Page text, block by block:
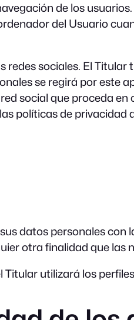
de los
del Usuario
redes sociales. El
se regirá por este
social que proceda
políticas de privacidad
datos personales con
otra finalidad que las
Titular utilizará los